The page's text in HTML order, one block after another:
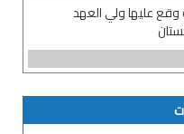
عليها ولي العهد